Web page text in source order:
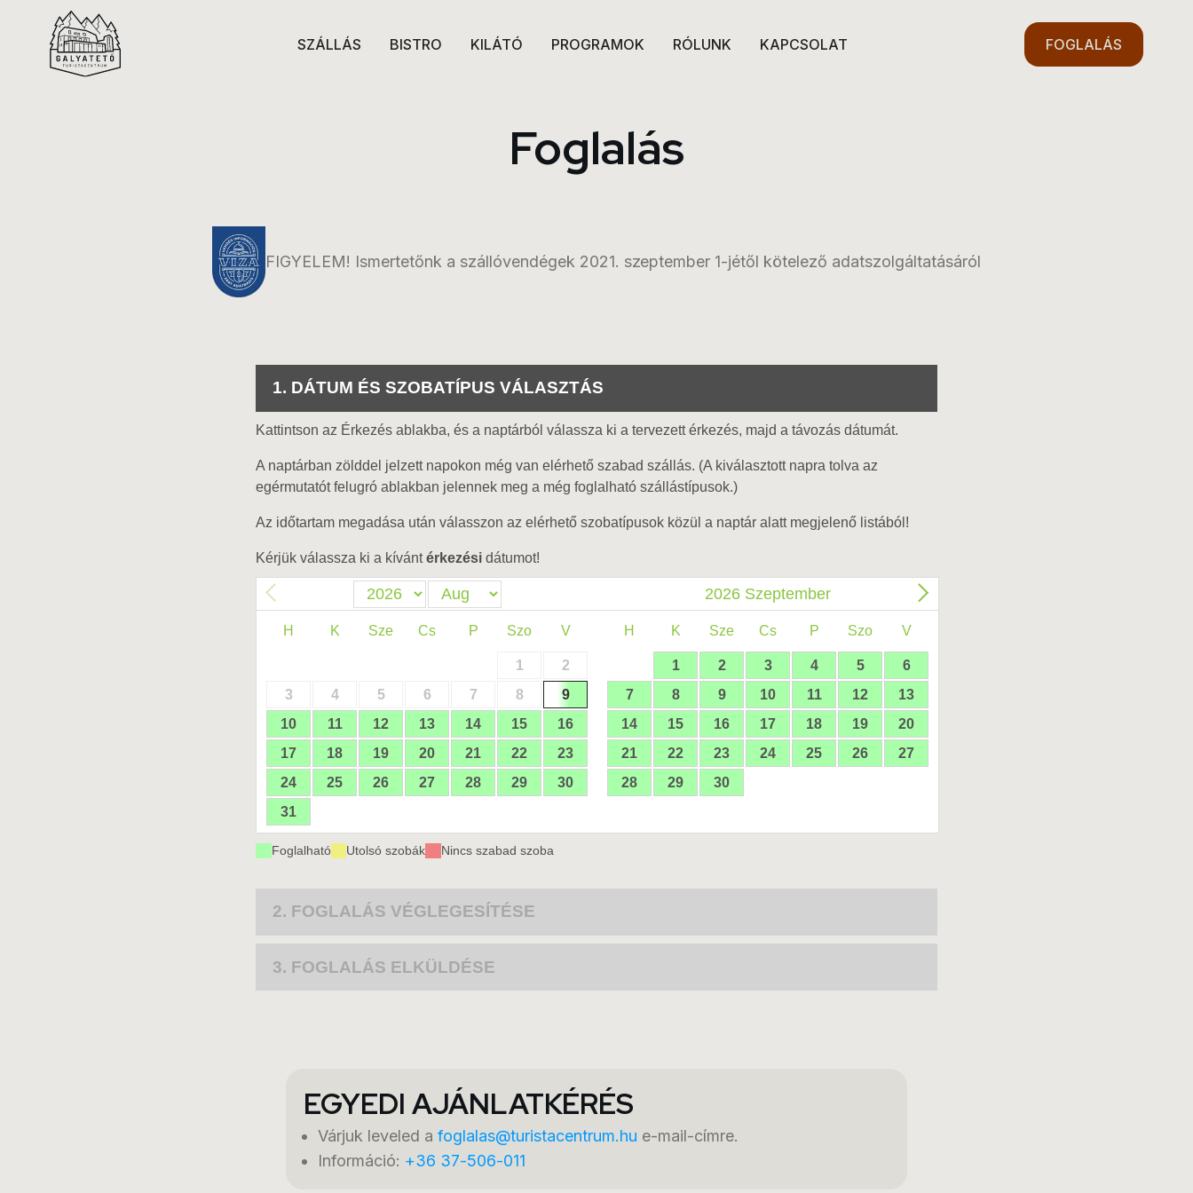
SZÁLLÁS BISTRO KILÁTÓ PROGRAMOK RÓLUNK KAPCSOLAT FOGLALÁS
Foglalás
FIGYELEM! Ismertetőnk a szállóvendégek 2021. szeptember 1-jétől kötelező adatszolgáltatásáról
EGYEDI AJÁNLATKÉRÉS
Várjuk leveled a foglalas@turistacentrum.hu e-mail-címre.
Információ: +36 37-506-011